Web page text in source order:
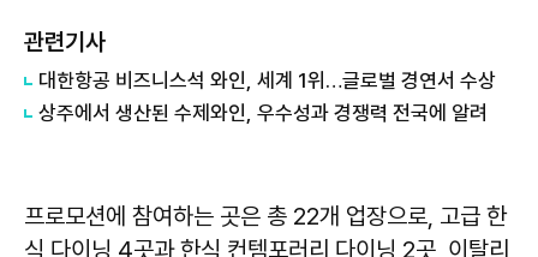
관련기사
대한항공 비즈니스석 와인, 세계 1위…글로벌 경연서 수상
상주에서 생산된 수제와인, 우수성과 경쟁력 전국에 알려
프로모션에 참여하는 곳은 총 22개 업장으로, 고급 한
식 다이닝 4곳과 한식 컨템포러리 다이닝 2곳, 이탈리